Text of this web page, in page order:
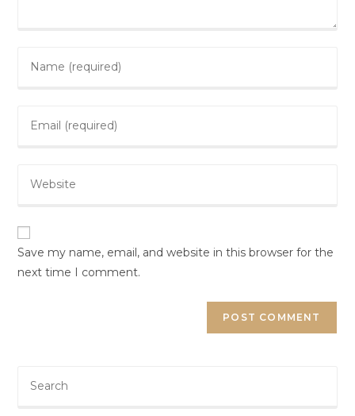
Save my name, email, and website in this browser for the
next time I comment.